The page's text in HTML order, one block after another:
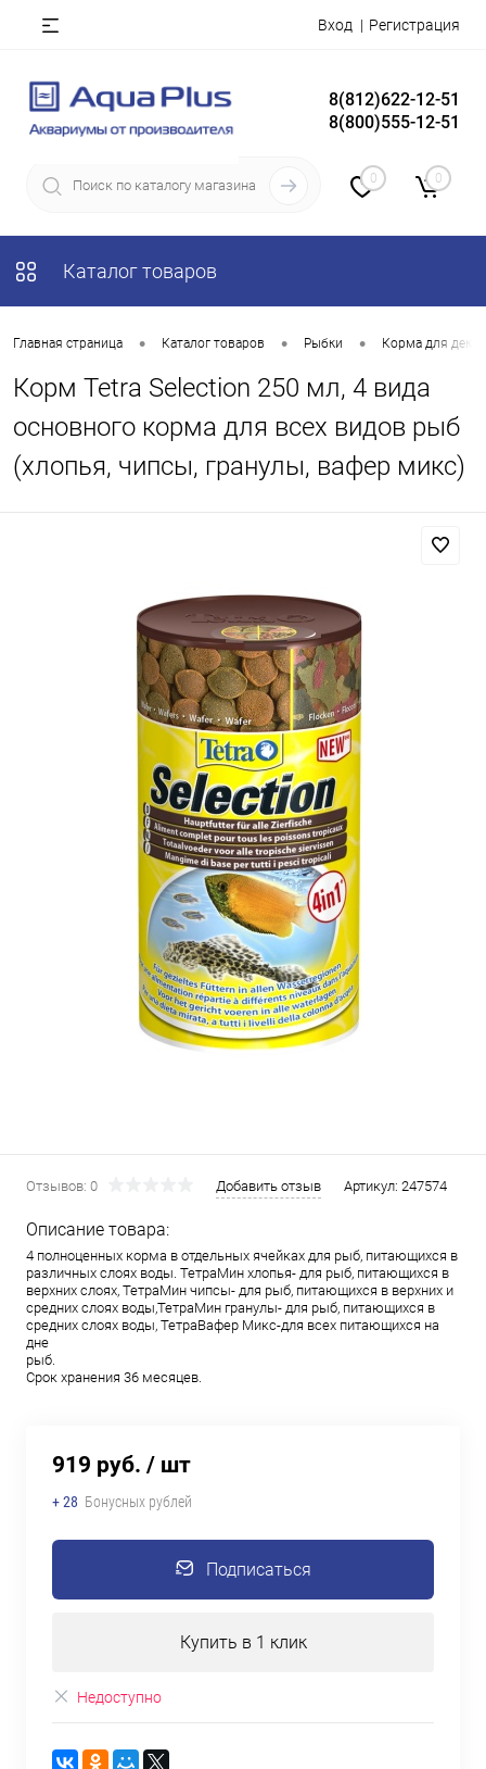
Вход Регистрация
8(812)622-12-51
8(800)555-12-51
0 0
Каталог товаров
Главная страница • Каталог товаров • Рыбки • Корма для
Корм Tetra Selection 250 мл, 4 вида
основного корма для всех видов рыб
(хлопья, чипсы, гранулы, вафер микс)
Отзывов: 0 Добавить отзыв Артикул: 247574
Описание товара:
4 полноценных корма в отдельных ячейках для рыб, питающихся в
различных слоях воды. ТетраМин хлопья- для рыб, питающихся в
верхних слоях, ТетраМин чипсы- для рыб, питающихся в верхних и
средних слоях воды,ТетраМин гранулы- для рыб, питающихся в
средних слоях воды, ТетраВафер Микс-для всех питающихся на
дне
Срок хранения 36 месяцев.
919 руб. / шт
+ 28 Бонусных рублей
Подписаться
Купить в 1 клик
Недоступно